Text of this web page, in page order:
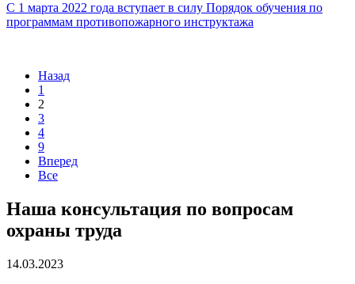
С 1 марта 2022 года вступает в силу Порядок обучения по
программам противопожарного инструктажа
Назад
1
2
3
4
9
Вперед
Все
Наша консультация по вопросам
охраны труда
14.03.2023